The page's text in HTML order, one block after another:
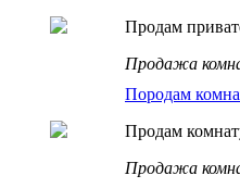
Продам
Продажа
Породам
Продам
Продажа